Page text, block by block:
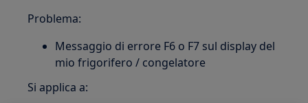
Problema:
Messaggio di errore F6 o F7 sul display del
mio frigorifero / congelatore
Si applica a: